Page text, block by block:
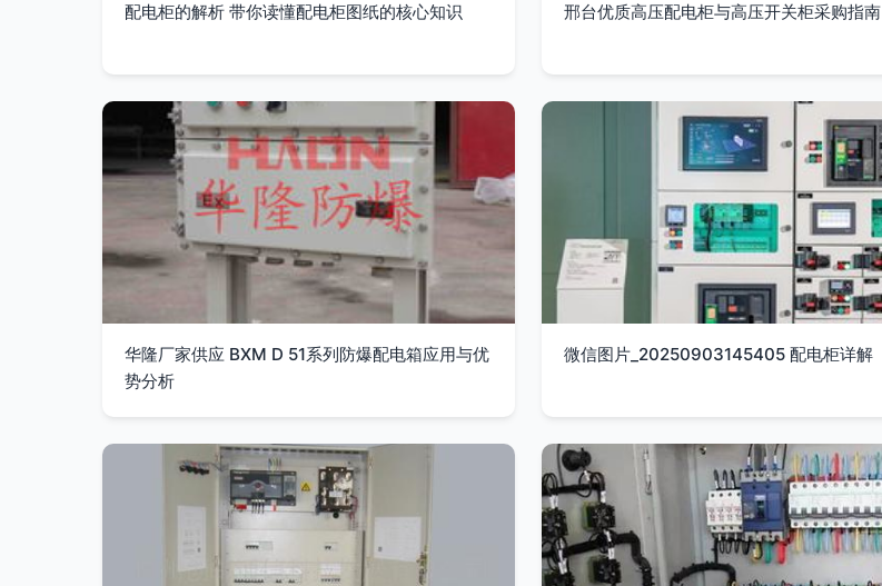
配电柜的解析 带你读懂配电柜图纸的核心知识 邢台优质高压配电柜与高压开关柜采购指南
华隆厂家供应 BXM D 51系列防爆配电箱应用与优
势分析
微信图片_20250903145405 配电柜详解